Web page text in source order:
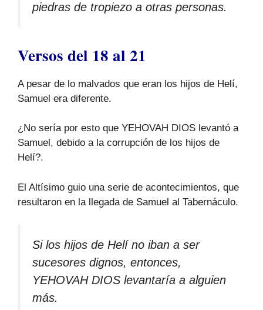
piedras de tropiezo a otras personas.
Versos del 18 al 21
A pesar de lo malvados que eran los hijos de Helí,
Samuel era diferente.
¿No sería por esto que YEHOVAH DIOS levantó a
Samuel, debido a la corrupción de los hijos de
Helí?.
El Altísimo guio una serie de acontecimientos, que
resultaron en la llegada de Samuel al Tabernáculo.
Si los hijos de Helí no iban a ser
sucesores dignos, entonces,
YEHOVAH DIOS levantaría a alguien
más.